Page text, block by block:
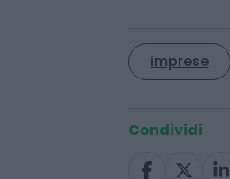
imprese